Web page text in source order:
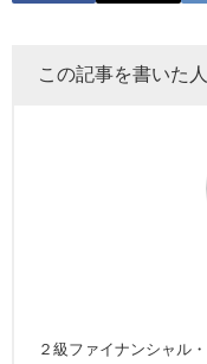
この記事を書いた人
２級ファイナンシャル